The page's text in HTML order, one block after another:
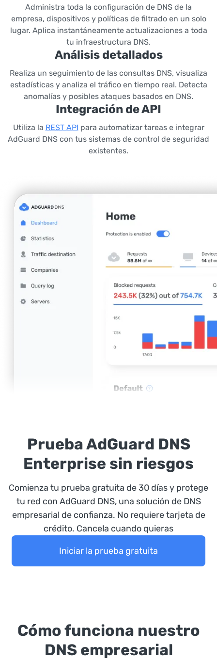
Administra toda la configuración de DNS de la
empresa, dispositivos y políticas de filtrado en un solo
lugar. Aplica instantáneamente actualizaciones a toda
tu infraestructura DNS.
Análisis detallados
Realiza un seguimiento de las consultas DNS, visualiza
estadísticas y analiza el tráfico en tiempo real. Detecta
anomalías y posibles ataques basados en DNS.
Integración de API
Utiliza la REST API para automatizar tareas e integrar
AdGuard DNS con tus sistemas de control de seguridad
existentes.
Prueba AdGuard DNS
Enterprise sin riesgos
Comienza tu prueba gratuita de 30 días y protege
tu red con AdGuard DNS, una solución de DNS
empresarial de confianza. No requiere tarjeta de
crédito. Cancela cuando quieras
Iniciar la prueba gratuita
Cómo funciona nuestro
DNS empresarial